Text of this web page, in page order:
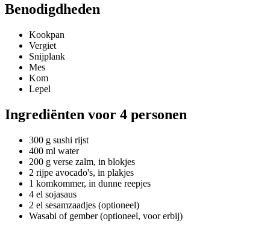
Benodigdheden
Kookpan
Vergiet
Snijplank
Mes
Kom
Lepel
Ingrediënten voor 4 personen
300 g sushi rijst
400 ml water
200 g verse zalm, in blokjes
2 rijpe avocado's, in plakjes
1 komkommer, in dunne reepjes
4 el sojasaus
2 el sesamzaadjes (optioneel)
Wasabi of gember (optioneel, voor erbij)